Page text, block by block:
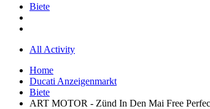
Biete
All Activity
Home
Ducati Anzeigenmarkt
Biete
ART MOTOR - Zünd In Den Mai Free